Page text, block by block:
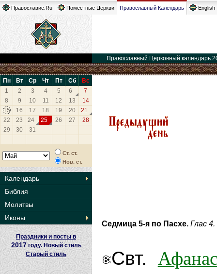
Православие.Ru Поместные Церкви Православный Календарь English
Православный Церковный календарь
Пн Вт Ср Чт Пт Сб
Вс
1
2 3 4 5 6
7
8
9 10 11 12 13
14
15
16 17 18 19 20
21
22
23 24 25 26 27
28
29
30 31
Ст. ст.
Нов. ст.
Календарь
Библия
Молитвы
Иконы
Праздники и посты в
2017году. Новый стиль
Старый стиль
Седмица 5-я по Пасхе. Глас 4.
Свт.